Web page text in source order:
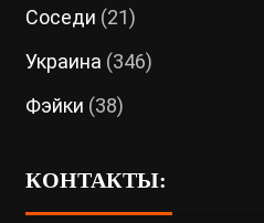
Соседи (21)
Украина (346)
Фэйки (38)
КОНТАКТЫ: